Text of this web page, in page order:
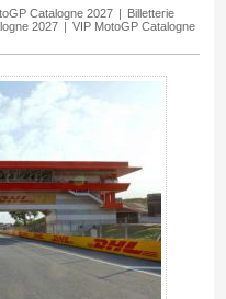
Catalogne 2027 | Billetterie
2027 | VIP MotoGP Catalogne